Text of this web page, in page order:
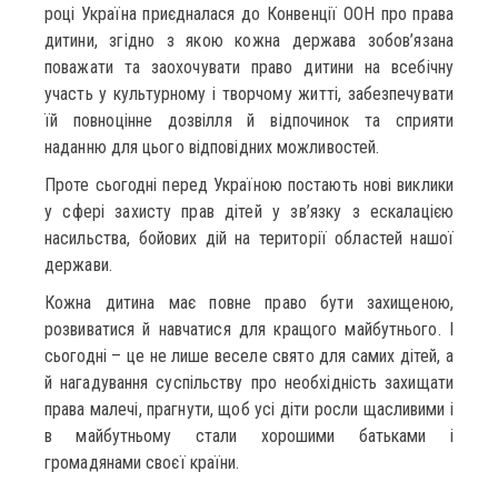
році Україна приєдналася до Конвенції ООН про права
дитини, згідно з якою кожна держава зобов’язана
поважати та заохочувати право дитини на всебічну
участь у культурному і творчому житті, забезпечувати
їй повноцінне дозвілля й відпочинок та сприяти
наданню для цього відповідних можливостей.
Проте сьогодні перед Україною постають нові виклики
у сфері захисту прав дітей у зв’язку з ескалацією
насильства, бойових дій на території областей нашої
держави.
Кожна дитина має повне право бути захищеною,
розвиватися й навчатися для кращого майбутнього. І
сьогодні – це не лише веселе свято для самих дітей, а
й нагадування суспільству про необхідність захищати
права малечі, прагнути, щоб усі діти росли щасливими і
в майбутньому стали хорошими батьками і
громадянами своєї країни.